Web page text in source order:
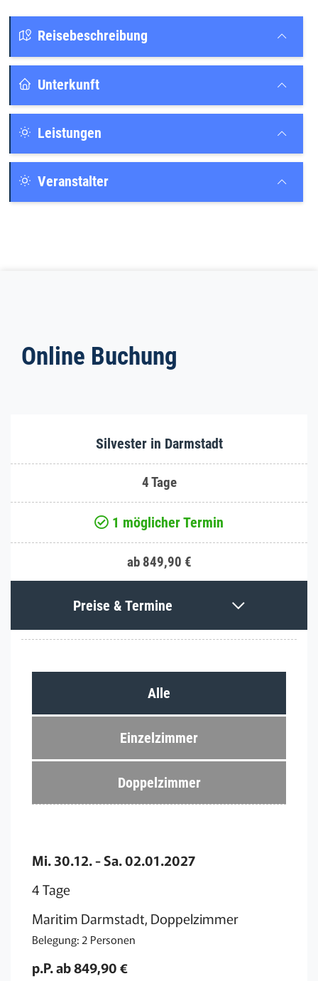
Reisebeschreibung
Unterkunft
Leistungen
Veranstalter
Online Buchung
Silvester in Darmstadt
4 Tage
1 möglicher Termin
ab 849,90 €
Preise & Termine
Alle
Einzelzimmer
Doppelzimmer
Mi. 30.12. - Sa. 02.01.2027
4 Tage
Maritim Darmstadt, Doppelzimmer
Belegung: 2 Personen
p.P. ab 849,90 €